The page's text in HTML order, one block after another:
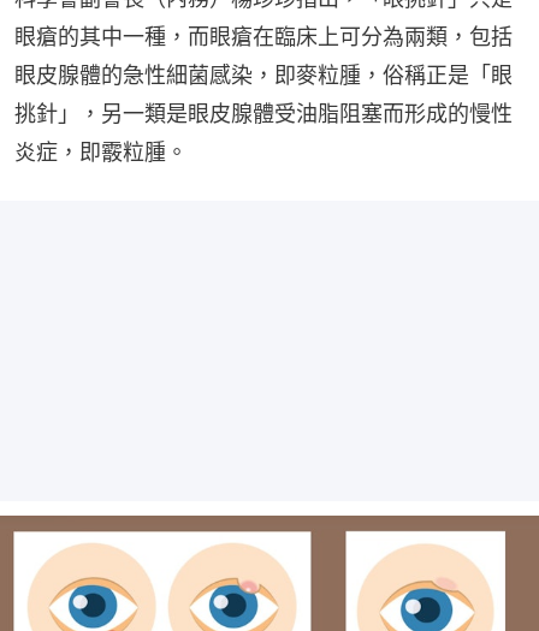
眼瘡的其中一種，而眼瘡在臨床上可分為兩類，包括
眼皮腺體的急性細菌感染，即麥粒腫，俗稱正是「眼
挑針」，另一類是眼皮腺體受油脂阻塞而形成的慢性
炎症，即霰粒腫。